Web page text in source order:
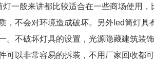
灯一般来讲都比较适合在一些商场使用
，不会对环境造成破坏。另外led筒灯
。不破坏灯具的设置，光源隐藏建筑装
可以非常容易的拆装，不用厂家回收都